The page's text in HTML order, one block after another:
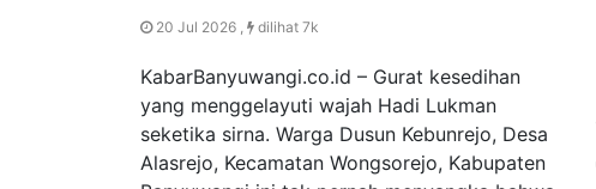
20 Jul 2026 , dilihat 7k
KabarBanyuwangi.co.id – Gurat kesedihan
yang menggelayuti wajah Hadi Lukman
seketika sirna. Warga Dusun Kebunrejo, Desa
Alasrejo, Kecamatan Wongsorejo, Kabupaten